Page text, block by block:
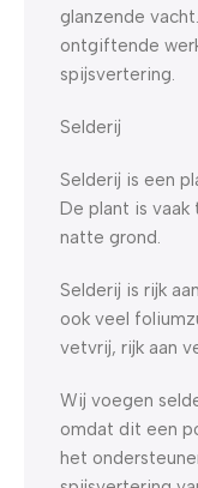
glanzende
ontgiftende
spijsvertering.
Selderij
Selderij is een
De plant is vaak
natte grond.
Selderij is rijk
ook veel
vetvrij, rijk aan
Wij voegen
omdat dit een
het